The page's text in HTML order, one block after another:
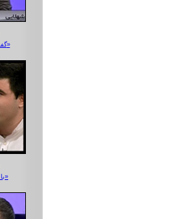
گفت‌وگو با «رضا شهلائی» فاتح «آناپورنا»
با برگزیدگان «جشنواره صعودهای برتر»